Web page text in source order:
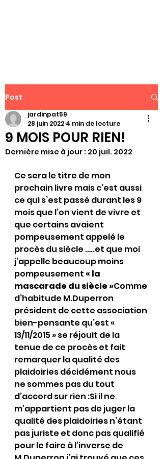
Post
9 MOIS POUR RIEN!
jardinpat59
28 juin 2022 4 min de lecture
Dernière mise à jour : 20 juil. 2022
Ce sera le titre de mon
prochain livre mais c’est aussi
ce qui s’est passé durant les 9
mois que l’on vient de vivre et
que certains avaient
pompeusement appelé le
procès du siècle …..et que moi
j’appelle beaucoup moins
pompeusement « la
mascarade du siècle »Comme
d’habitude M.Duperron
président de cette association
bien-pensante qu’est «
13/11/2015 » se réjouit de la
tenue de ce procès et fait
remarquer la qualité des
plaidoiries décidément nous
ne sommes pas du tout
d’accord sur rien :Si il ne
m’appartient pas de juger la
qualité des plaidoiries n’étant
pas juriste et donc pas qualifié
pour le faire à l’inverse de